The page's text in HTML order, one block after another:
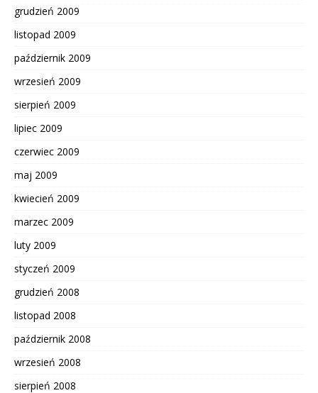
grudzień 2009
listopad 2009
październik 2009
wrzesień 2009
sierpień 2009
lipiec 2009
czerwiec 2009
maj 2009
kwiecień 2009
marzec 2009
luty 2009
styczeń 2009
grudzień 2008
listopad 2008
październik 2008
wrzesień 2008
sierpień 2008